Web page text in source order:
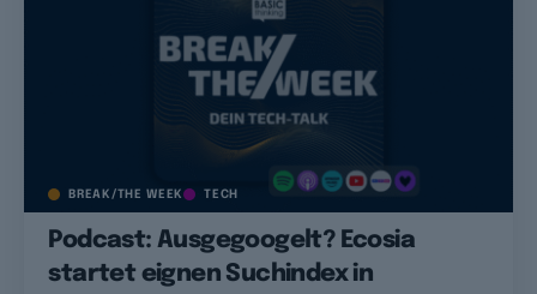
BREAK/THE WEEK TECH
Podcast: Ausgegoogelt? Ecosia
startet eignen Suchindex in